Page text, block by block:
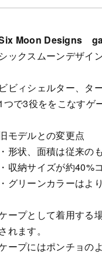
Moon Designs
シックスムーンデザ
ビビィシェルター、タ
つで3役ををこなすゲ
モデルとの変更点
・形状、面積は従来の
・収納サイズが約40%
・グリーンカラーはよ
ープとして着用する
されます。
ープにはポンチョの